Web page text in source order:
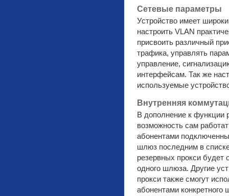
Сетевые параметры
Устройство имеет
настроить VLAN
присвоить различный
трафика, управлять
управление,
интерфейсам. Так же
используемые
Внутренняя
В дополнение к функции
возможность сам
абонентами
шлюз последним в
резервных прокси будет
одного шлюза. Другие
прокси также смогут
абонентами